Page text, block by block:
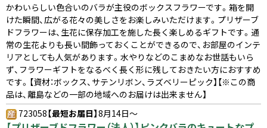
かわいらしい色合いのバラが主役のボックスフラワーです。箱を開
けた瞬間、広がる花々の美しさをお楽しみいただけます。プリザーブ
ドフラワーは、生花に保存加工を施した長く楽しめるギフトです。通
常の生花よりも長い間飾っておくことができるので、お部屋のインテ
リアとしても人気があります。水やりなどのこまめなお世話もいら
ず、フラワーギフトをなるべく長く形に残しておきたい方におすすめ
です。【資材：ボックス、サテンリボン、ラズベリーピック】【※この商
品は、離島などの一部の地域へのお届けは出来ません】
723058【最短お届日】8月14日～